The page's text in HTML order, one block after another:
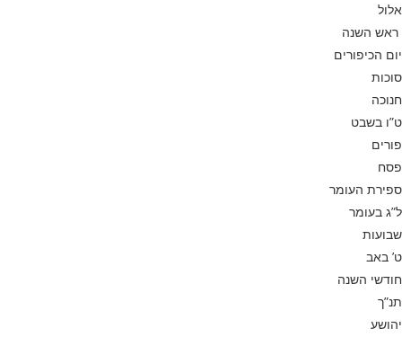
אלול
ראש השנה
יום הכיפורים
סוכות
חנוכה
ט”ו בשבט
פורים
פסח
ספירת העומר
ל”ג בעומר
שבועות
ט’ באב
חודשי השנה
תנ”ך
יהושע